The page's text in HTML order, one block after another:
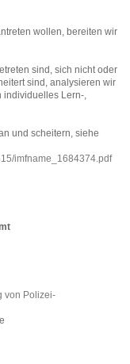
wollen, bereiten wir
sind, sich nicht oder
sind, analysieren wir
individuelles Lern-,
und scheitern, siehe
imfname_1684374.pdf
von Polizei-